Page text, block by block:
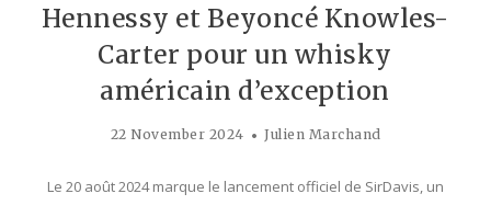
Hennessy et Beyoncé Knowles-
Carter pour un whisky
américain d’exception
22 November 2024 Julien Marchand
Le 20 août 2024 marque le lancement officiel de SirDavis, un